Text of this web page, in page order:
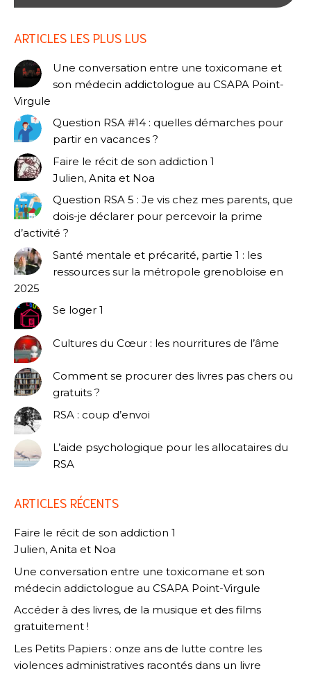
ARTICLES LES PLUS LUS
Une conversation entre une toxicomane et
son médecin addictologue au CSAPA Point-
Virgule
Question RSA #14 : quelles démarches pour
partir en vacances ?
Faire le récit de son addiction 1
Julien, Anita et Noa
Question RSA 5 : Je vis chez mes parents, que
dois-je déclarer pour percevoir la prime
d’activité ?
Santé mentale et précarité, partie 1 : les
ressources sur la métropole grenobloise en
2025
Se loger 1
Cultures du Cœur : les nourritures de l’âme
Comment se procurer des livres pas chers ou
gratuits ?
RSA : coup d’envoi
L’aide psychologique pour les allocataires du
RSA
ARTICLES RÉCENTS
Faire le récit de son addiction 1
Julien, Anita et Noa
Une conversation entre une toxicomane et son
médecin addictologue au CSAPA Point-Virgule
Accéder à des livres, de la musique et des films
gratuitement !
Les Petits Papiers : onze ans de lutte contre les
violences administratives racontés dans un livre